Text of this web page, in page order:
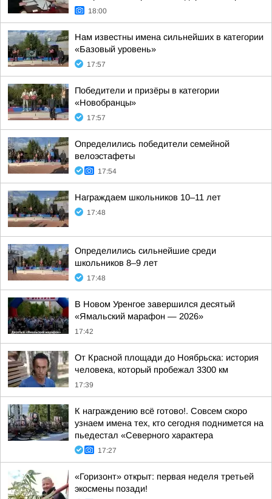
18:00
Нам известны имена сильнейших в категории
«Базовый уровень»
17:57
Победители и призёры в категории
«Новобранцы»
17:57
Определились победители семейной
велоэстафеты
17:54
Награждаем школьников 10–11 лет
17:48
Определились сильнейшие среди
школьников 8–9 лет
17:48
В Новом Уренгое завершился десятый
«Ямальский марафон — 2026»
17:42
От Красной площади до Ноябрьска: история
человека, который пробежал 3300 км
17:39
К награждению всё готово!. Совсем скоро
узнаем имена тех, кто сегодня поднимется на
пьедестал «Северного характера
17:27
«Горизонт» открыт: первая неделя третьей
экосмены позади!